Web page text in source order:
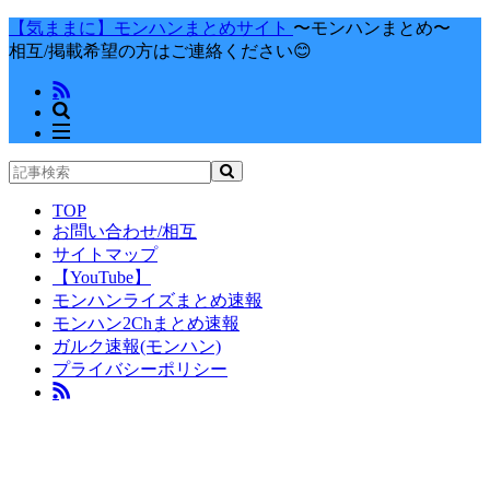
【気ままに】モンハンまとめサイト 〜モンハンまとめ〜
相互/掲載希望の方はご連絡ください😊
TOP
お問い合わせ/相互
サイトマップ
【YouTube】
モンハンライズまとめ速報
モンハン2Chまとめ速報
ガルク速報(モンハン)
プライバシーポリシー